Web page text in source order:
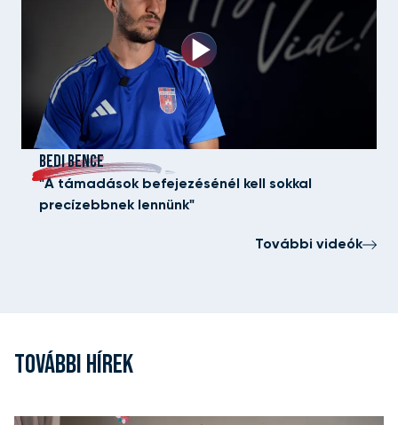
BEDI BENCE
"A támadások befejezésénél kell sokkal
precízebbnek lennünk"
További videók
TOVÁBBI HÍREK